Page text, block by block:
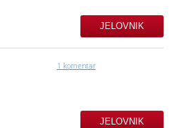
JELOVNIK
1 komentar
JELOVNIK